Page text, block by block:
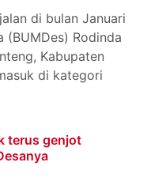
di bulan Januari
(BUMDes) Rodinda
Kabupaten
di kategori
terus genjot